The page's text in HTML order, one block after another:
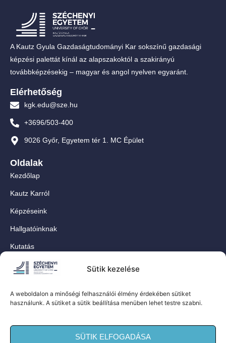
Sütik kezelése
A weboldalon a minőségi felhasználói élmény érdekében sütiket
használunk. A sütiket a sütik beállítása menüben lehet testre szabni.
SÜTIK ELFOGADÁSA
A Kautz Gyula Gazdaságtudományi Kar sokszínű gazdasági
képzési palettát kínál az alapszakoktól a szakirányú
továbbképzésekig – magyar és angol nyelven egyaránt.
Elérhetőség
kgk.edu@sze.hu
+3696/503-400
9026 Győr, Egyetem tér 1. MC Épület
Oldalak
Kezdőlap
Kautz Karról
Képzéseink
Hallgatóinknak
Kutatás
Munkatársainknak
For Our International Students